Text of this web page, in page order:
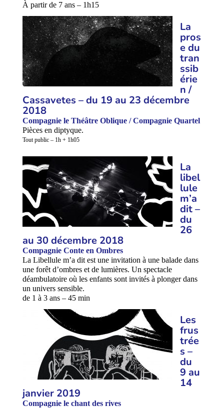
À partir de 7 ans – 1h15
La
pros
e du
tran
ssib
érie
n /
Cassavetes – du 19 au 23 décembre
2018
Compagnie le Théâtre Oblique / Compagnie Quartel
Pièces en diptyque.
Tout public – 1h + 1h05
La
libel
lule
m’a
dit –
du
26
au 30 décembre 2018
Compagnie Conte en Ombres
La Libellule m’a dit est une invitation à une balade dans
une forêt d’ombres et de lumières. Un spectacle
déambulatoire où les enfants sont invités à plonger dans
un univers sensible.
de 1 à 3 ans – 45 min
Les
frus
trée
s –
du
9 au
14
janvier 2019
Compagnie le chant des rives